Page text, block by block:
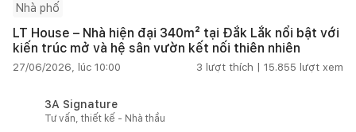
Nhà phố
LT House – Nhà hiện đại 340m² tại Đắk Lắk nổi bật với
kiến trúc mở và hệ sân vườn kết nối thiên nhiên
27/06/2026, lúc 10:00 3 lượt thích | 15.855 lượt xem
3A Signature
Tư vấn, thiết kế - Nhà thầu